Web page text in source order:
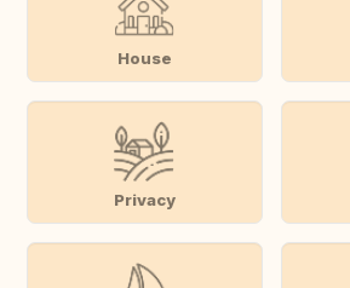
House
Privacy